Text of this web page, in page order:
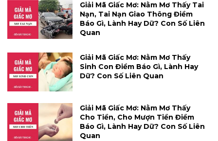
Giải Mã Giấc Mơ: Nằm Mơ Thấy Tai
Nạn, Tai Nạn Giao Thông Điềm
Báo Gì, Lành Hay Dữ? Con Số Liên
Quan
Giải Mã Giấc Mơ: Nằm Mơ Thấy
Sinh Con Điềm Báo Gì, Lành Hay
Dữ? Con Số Liên Quan
Giải Mã Giấc Mơ: Nằm Mơ Thấy
Cho Tiền, Cho Mượn Tiền Điềm
Báo Gì, Lành Hay Dữ? Con Số Liên
Quan